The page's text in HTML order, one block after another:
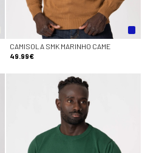
CAMISOLA SMK MARINHO CAME
49.99€